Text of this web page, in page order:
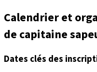
Calendrier et
de capitaine
Dates clés des